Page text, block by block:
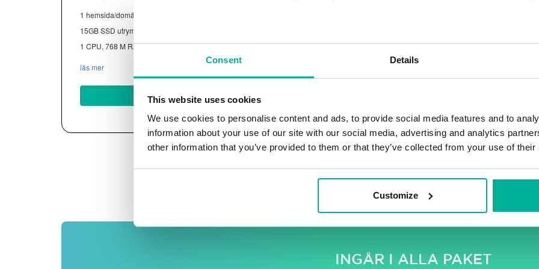
Consent Details
This website uses cookies
We use cookies to personalise content and ads, to provide social media features and to
information about your use of our site with our social media, advertising and analytics
other information that you’ve provided to them or that they’ve collected from your use of
Customize
1 hemsida/domän
15GB SSD utrymme
1 CPU, 768 M RAM ~13K besökare/mån
läs mer
Köp nu
2 CPU, 2GB RAM ~60K besökare/mån
Alla priser visas exklusive moms. Våra kampanjpriser (i rosa) gäller för det första
standardpris (visas med genomstruken text).
INGÅR I ALLA PAKET